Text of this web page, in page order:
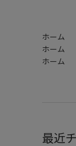
ホーム
ホーム
ホーム
最近